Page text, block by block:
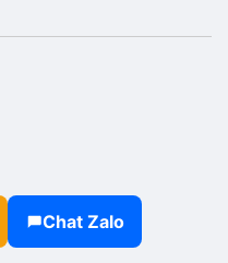
Chat Zalo